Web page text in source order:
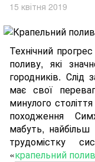
15 квітня 2019
Технічний
поливу, які
городників.
має свої
минулого
походження
мабуть,
трудомістку
«крапельний полив